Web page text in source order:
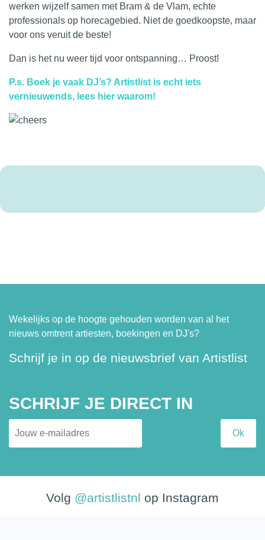
werken wijzelf samen met Bram & de Vlam, echte
professionals op horecagebied. Niet de goedkoopste, maar
voor ons veruit de beste!
Dan is het nu weer tijd voor ontspanning… Proost!
P.s. Boek je vaak DJ’s? Artistlist is echt iets
vernieuwends, lees hier waarom!
Wekelijks op de hoogte gehouden worden van al het
nieuws omtrent artiesten, boekingen en DJ's?
Schrijf je in op de nieuwsbrief van Artistlist
SCHRIJF JE DIRECT IN
Volg @artistlistnl op Instagram